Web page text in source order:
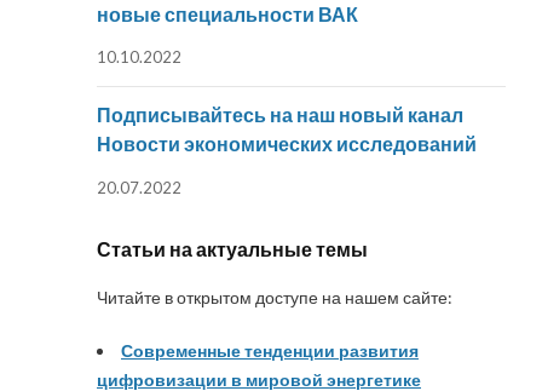
новые специальности ВАК
10.10.2022
Подписывайтесь на наш новый канал
Новости экономических исследований
20.07.2022
Статьи на актуальные темы
Читайте в открытом доступе на нашем сайте:
Современные тенденции развития
цифровизации в мировой энергетике